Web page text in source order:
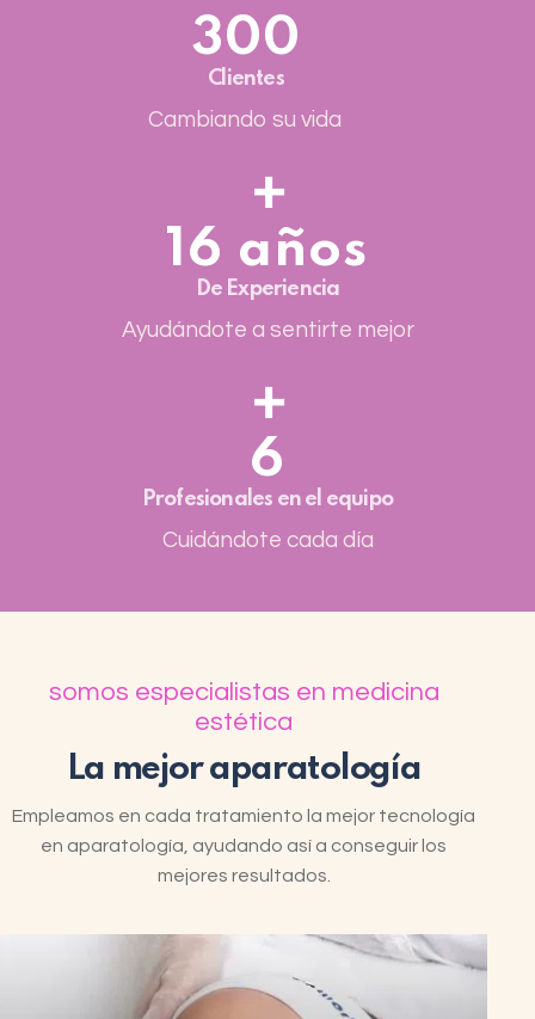
300
Clientes
Cambiando su vida
16 años
De Experiencia
Ayudándote a sentirte mejor
6
Profesionales en el equipo
Cuidándote cada día
somos especialistas en medicina
estética
La mejor aparatología
Empleamos en cada tratamiento la mejor tecnología
en aparatología, ayudando así a conseguir los
mejores resultados.